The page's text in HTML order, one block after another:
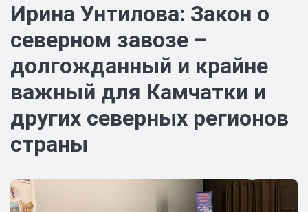
Ирина Унтилова: Закон о
северном завозе –
долгожданный и крайне
важный для Камчатки и
других северных регионов
страны